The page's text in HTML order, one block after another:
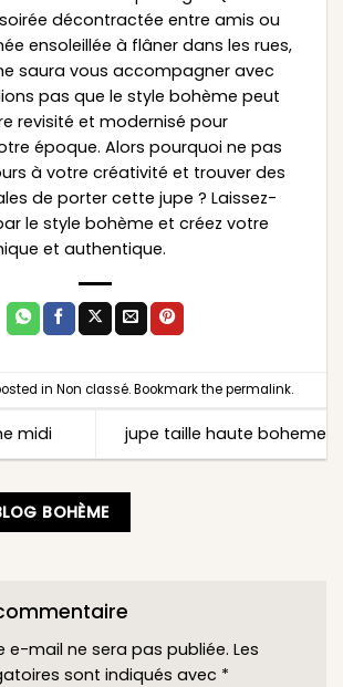
décontractée entre amis ou
ensoleillée à flâner dans les rues,
saura vous accompagner avec
pas que le style bohème peut
revisité et modernisé pour
époque. Alors pourquoi ne pas
à votre créativité et trouver des
de porter cette jupe ? Laissez-
le style bohème et créez votre
et authentique.
in Non classé. Bookmark thepermalink.
midi jupe taille haute boheme
BOHÈME
e-mail ne sera pas publiée. Les
sont indiqués avec *